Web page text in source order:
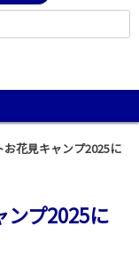
お花見キャンプ2025に
ンプ2025に